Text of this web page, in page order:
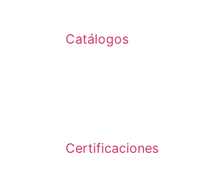
Catálogos
Certificaciones